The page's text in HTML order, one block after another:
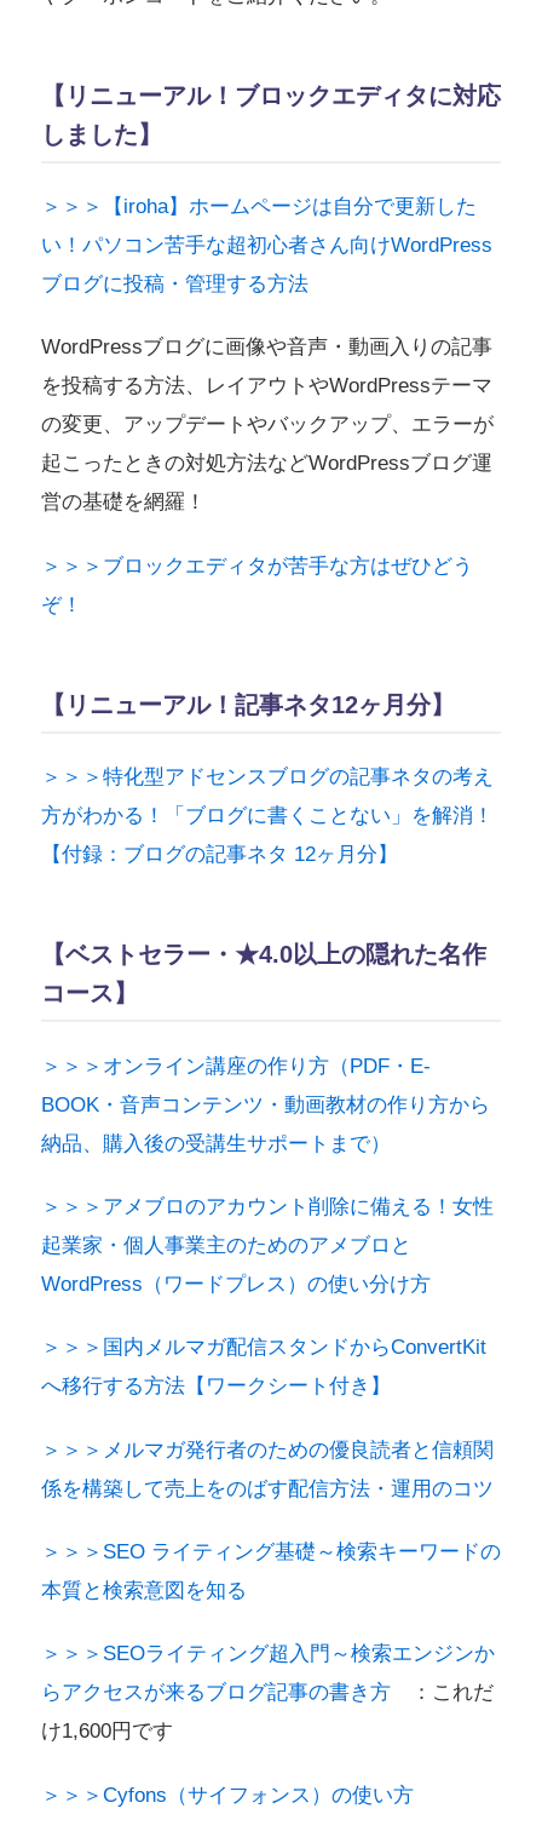
【リニューアル！ブロックエディタに対応
しました】
＞＞＞【iroha】ホームページは自分で更新した
い！パソコン苦手な超初心者さん向けWordPress
ブログに投稿・管理する方法
WordPressブログに画像や音声・動画入りの記事
を投稿する方法、レイアウトやWordPressテーマ
の変更、アップデートやバックアップ、エラーが
起こったときの対処方法などWordPressブログ運
営の基礎を網羅！
＞＞＞ブロックエディタが苦手な方はぜひどう
ぞ！
【リニューアル！記事ネタ12ヶ月分】
＞＞＞特化型アドセンスブログの記事ネタの考え
方がわかる！「ブログに書くことない」を解消！
【付録：ブログの記事ネタ 12ヶ月分】
【ベストセラー・★4.0以上の隠れた名作
コース】
＞＞＞オンライン講座の作り方（PDF・E-
BOOK・音声コンテンツ・動画教材の作り方から
納品、購入後の受講生サポートまで）
＞＞＞アメブロのアカウント削除に備える！女性
起業家・個人事業主のためのアメブロと
WordPress（ワードプレス）の使い分け方
＞＞＞国内メルマガ配信スタンドからConvertKit
へ移行する方法【ワークシート付き】
＞＞＞メルマガ発行者のための優良読者と信頼関
係を構築して売上をのばす配信方法・運用のコツ
＞＞＞SEO ライティング基礎～検索キーワードの
本質と検索意図を知る
＞＞＞SEOライティング超入門～検索エンジンか
らアクセスが来るブログ記事の書き方 ：これだ
け1,600円です
＞＞＞Cyfons（サイフォンス）の使い方